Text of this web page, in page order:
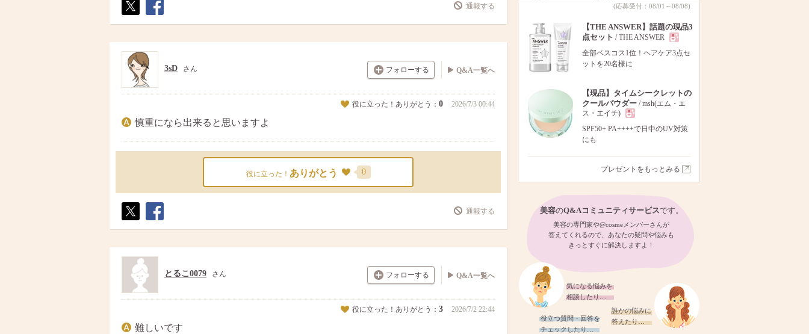
ト
ア
通報する
フォローする
3sD さん Q&A一覧へ
役に立った！ありがとう： 0 2026/7/3 00:44
慎重になら出来ると思いますよ
役に立った！ ありがとう 0
ト
ア
通報する
フォローする
とるこ0079 さん Q&A一覧へ
役に立った！ありがとう： 3 2026/7/2 22:44
難しいです
(応募受付：08/01～08/08)
【THE ANSWER】話題の現品3
点セット / THE ANSWER
現
全部ベスコス1位！ヘアケア3点セ
ットを20名様に
【現品】タイムシークレットの
クールパウダー / msh(エム・エ
ス・エイチ)
現
SPF50+ PA++++で日中のUV対策
にも
プレゼントをもっとみる
美容のQ&Aコミュニティサービスです。
美容の専門家や@cosmeメンバーさんが
答えてくれるので、あなたの疑問や悩みも
きっとすぐに解決しますよ！
気になる悩みを
相談したり…
誰かの悩みに
答えたり…
役立つ質問・回答を
チェックしたり…